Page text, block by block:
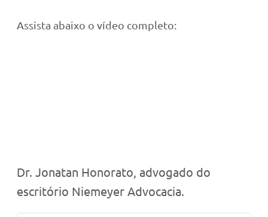
Assista abaixo o vídeo completo:
Dr. Jonatan Honorato, advogado do
escritório Niemeyer Advocacia.